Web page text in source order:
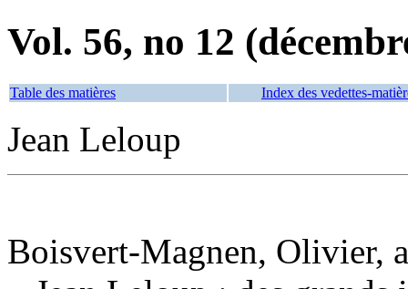
Vol. 56, no 12
Table des matières Index des vedettes-
Jean Leloup
Boisvert-Magnen, Olivier,